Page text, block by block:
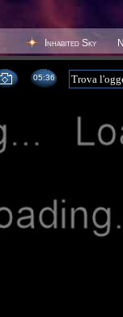
Inhabited Sky
05 36